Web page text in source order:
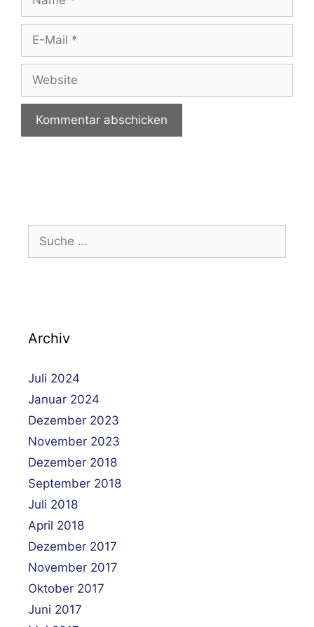
Website
nach:
Archiv
Juli 2024
Januar 2024
Dezember 2023
November 2023
Dezember 2018
September 2018
Juli 2018
April 2018
Dezember 2017
November 2017
Oktober 2017
Juni 2017